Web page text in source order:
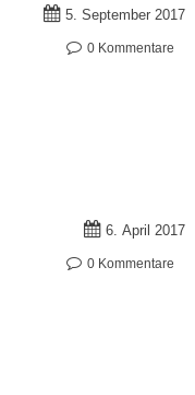
5. September 2017
0 Kommentare
6. April 2017
0 Kommentare